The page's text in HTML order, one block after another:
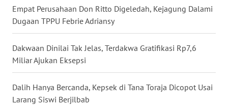
Empat Perusahaan Don Ritto Digeledah, Kejagung Dalami
Dugaan TPPU Febrie Adriansy
Dakwaan Dinilai Tak Jelas, Terdakwa Gratifikasi Rp7,6
Miliar Ajukan Eksepsi
Dalih Hanya Bercanda, Kepsek di Tana Toraja Dicopot Usai
Larang Siswi Berjilbab
BALI
KALBAR
KALTENG